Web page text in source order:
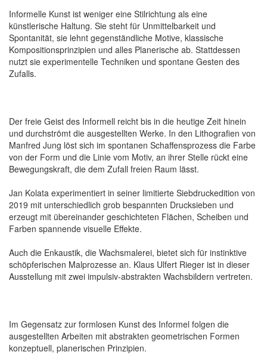
Informelle Kunst ist weniger eine Stilrichtung als eine
künstlerische Haltung. Sie steht für Unmittelbarkeit und
Spontanität, sie lehnt gegenständliche Motive, klassische
Kompositionsprinzipien und alles Planerische ab. Stattdessen
nutzt sie experimentelle Techniken und spontane Gesten des
Zufalls.
Der freie Geist des Informell reicht bis in die heutige Zeit hinein
und durchströmt die ausgestellten Werke. In den Lithografien von
Manfred Jung löst sich im spontanen Schaffensprozess die Farbe
von der Form und die Linie vom Motiv, an ihrer Stelle rückt eine
Bewegungskraft, die dem Zufall freien Raum lässt.
Jan Kolata experimentiert in seiner limitierte Siebdruckedition von
2019 mit unterschiedlich grob bespannten Drucksieben und
erzeugt mit übereinander geschichteten Flächen, Scheiben und
Farben spannende visuelle Effekte.
Auch die Enkaustik, die Wachsmalerei, bietet sich für instinktive
schöpferischen Malprozesse an. Klaus Ulfert Rieger ist in dieser
Ausstellung mit zwei impulsiv-abstrakten Wachsbildern vertreten.
Im Gegensatz zur formlosen Kunst des Informel folgen die
ausgestellten Arbeiten mit abstrakten geometrischen Formen
konzeptuell, planerischen Prinzipien.